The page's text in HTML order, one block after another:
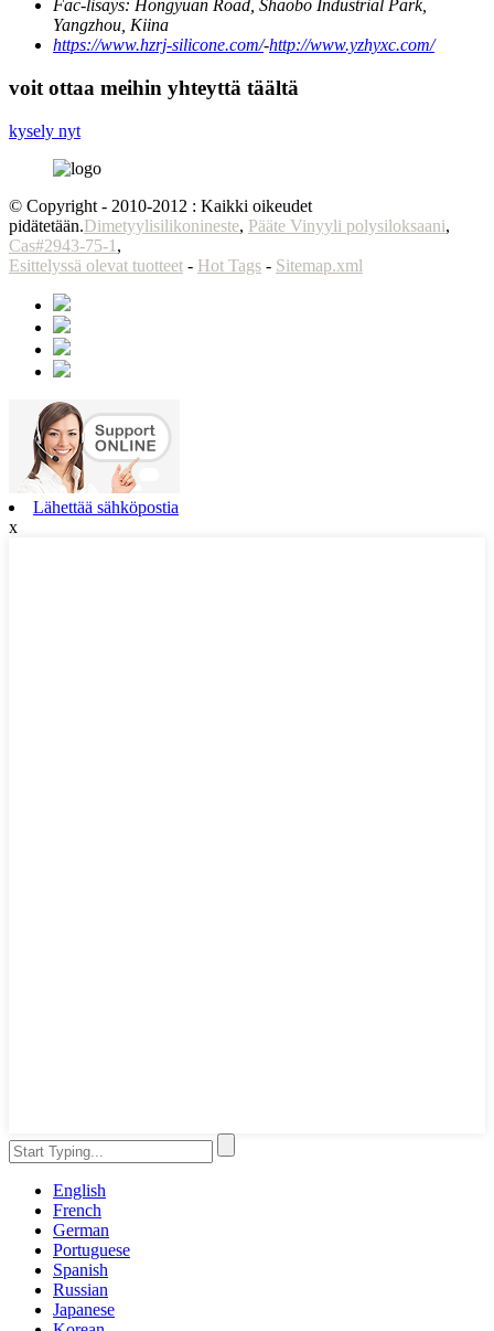
Fac-lisäys: Hongyuan Road, Shaobo Industrial Park,
Yangzhou, Kiina
https://www.hzrj-silicone.com/-http://www.yzhyxc.com/
voit ottaa meihin yhteyttä täältä
kysely nyt
© Copyright - 2010-2012 : Kaikki oikeudet
pidätetään.Dimetyylisilikonineste, Pääte Vinyyli polysiloksaani,
Cas#2943-75-1 ,
Esittelyssä olevat tuotteet - Hot Tags - Sitemap.xml
Lähettää sähköpostia
x
English
French
German
Portuguese
Spanish
Russian
Japanese